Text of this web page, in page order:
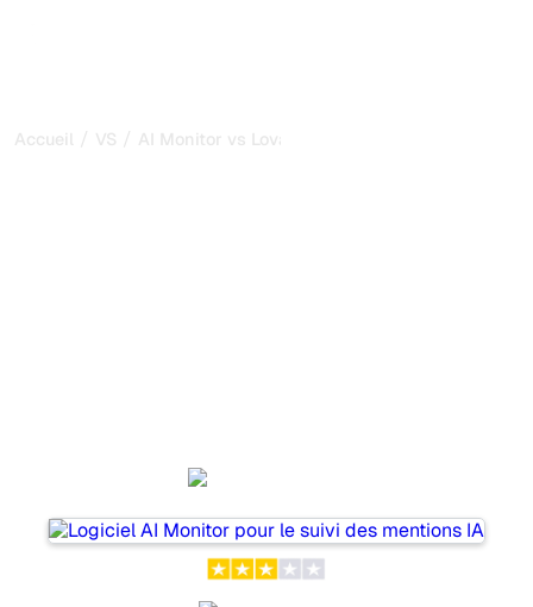
Accueil / VS / AI Monitor vs Lovarank